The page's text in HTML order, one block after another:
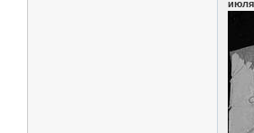
июля